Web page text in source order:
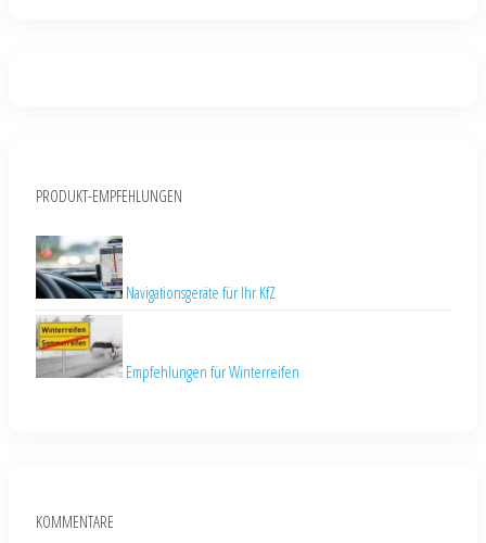
PRODUKT-EMPFEHLUNGEN
Navigationsgeräte für Ihr KfZ
Empfehlungen für Winterreifen
KOMMENTARE